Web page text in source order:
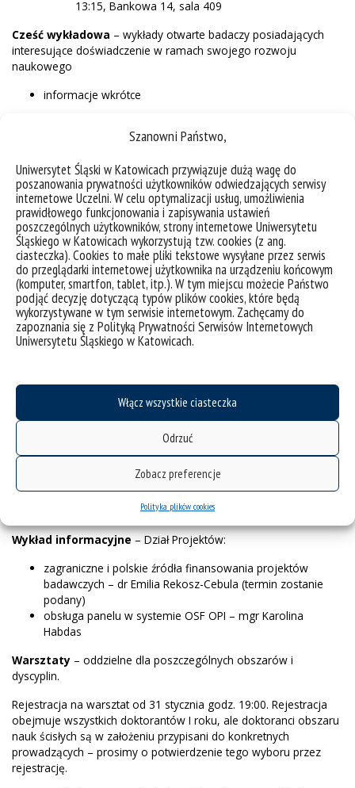
Szanowni Państwo,
Uniwersytet Śląski w Katowicach przywiązuje dużą wagę do
poszanowania prywatności użytkowników odwiedzających serwisy
internetowe Uczelni. W celu optymalizacji usług, umożliwienia
prawidłowego funkcjonowania i zapisywania ustawień
poszczególnych użytkowników, strony internetowe Uniwersytetu
Śląskiego w Katowicach wykorzystują tzw. cookies (z ang.
ciasteczka). Cookies to małe pliki tekstowe wysyłane przez serwis
do przeglądarki internetowej użytkownika na urządzeniu końcowym
(komputer, smartfon, tablet, itp.). W tym miejscu możecie Państwo
podjąć decyzję dotyczącą typów plików cookies, które będą
wykorzystywane w tym serwisie internetowym. Zachęcamy do
zapoznania się z Polityką Prywatności Serwisów Internetowych
Uniwersytetu Śląskiego w Katowicach.
Włącz wszystkie ciasteczka
Odrzuć
Zobacz preferencje
Polityka plików cookies
13:15, Bankowa 14, sala 409
Cześć wykładowa – wykłady otwarte badaczy posiadających
interesujące doświadczenie w ramach swojego rozwoju
naukowego
informacje wkrótce
Przygotowanie i realizacja projektu
badawczego
36 godzin, 5 ECTS
projektu badawczego. Zaliczeniem zajęć jest złożenie wniosku –
do końca drugiego roku kształcenia.
Zajęcia złożone z trzech elementów:
Warsztaty ze specjalistami wspierającymi przygotowanie
wniosku
Wykład informacyjne – Dział Projektów:
zagraniczne i polskie źródła finansowania projektów
badawczych – dr Emilia Rekosz-Cebula (termin zostanie
podany)
obsługa panelu w systemie OSF OPI – mgr Karolina
Habdas
Warsztaty – oddzielne dla poszczególnych obszarów i
dyscyplin.
Rejestracja na warsztat od 31 stycznia godz. 19:00. Rejestracja
obejmuje wszystkich doktorantów I roku, ale doktoranci obszaru
nauk ścisłych są w założeniu przypisani do konkretnych
prowadzących – prosimy o potwierdzenie tego wyboru przez
rejestrację.